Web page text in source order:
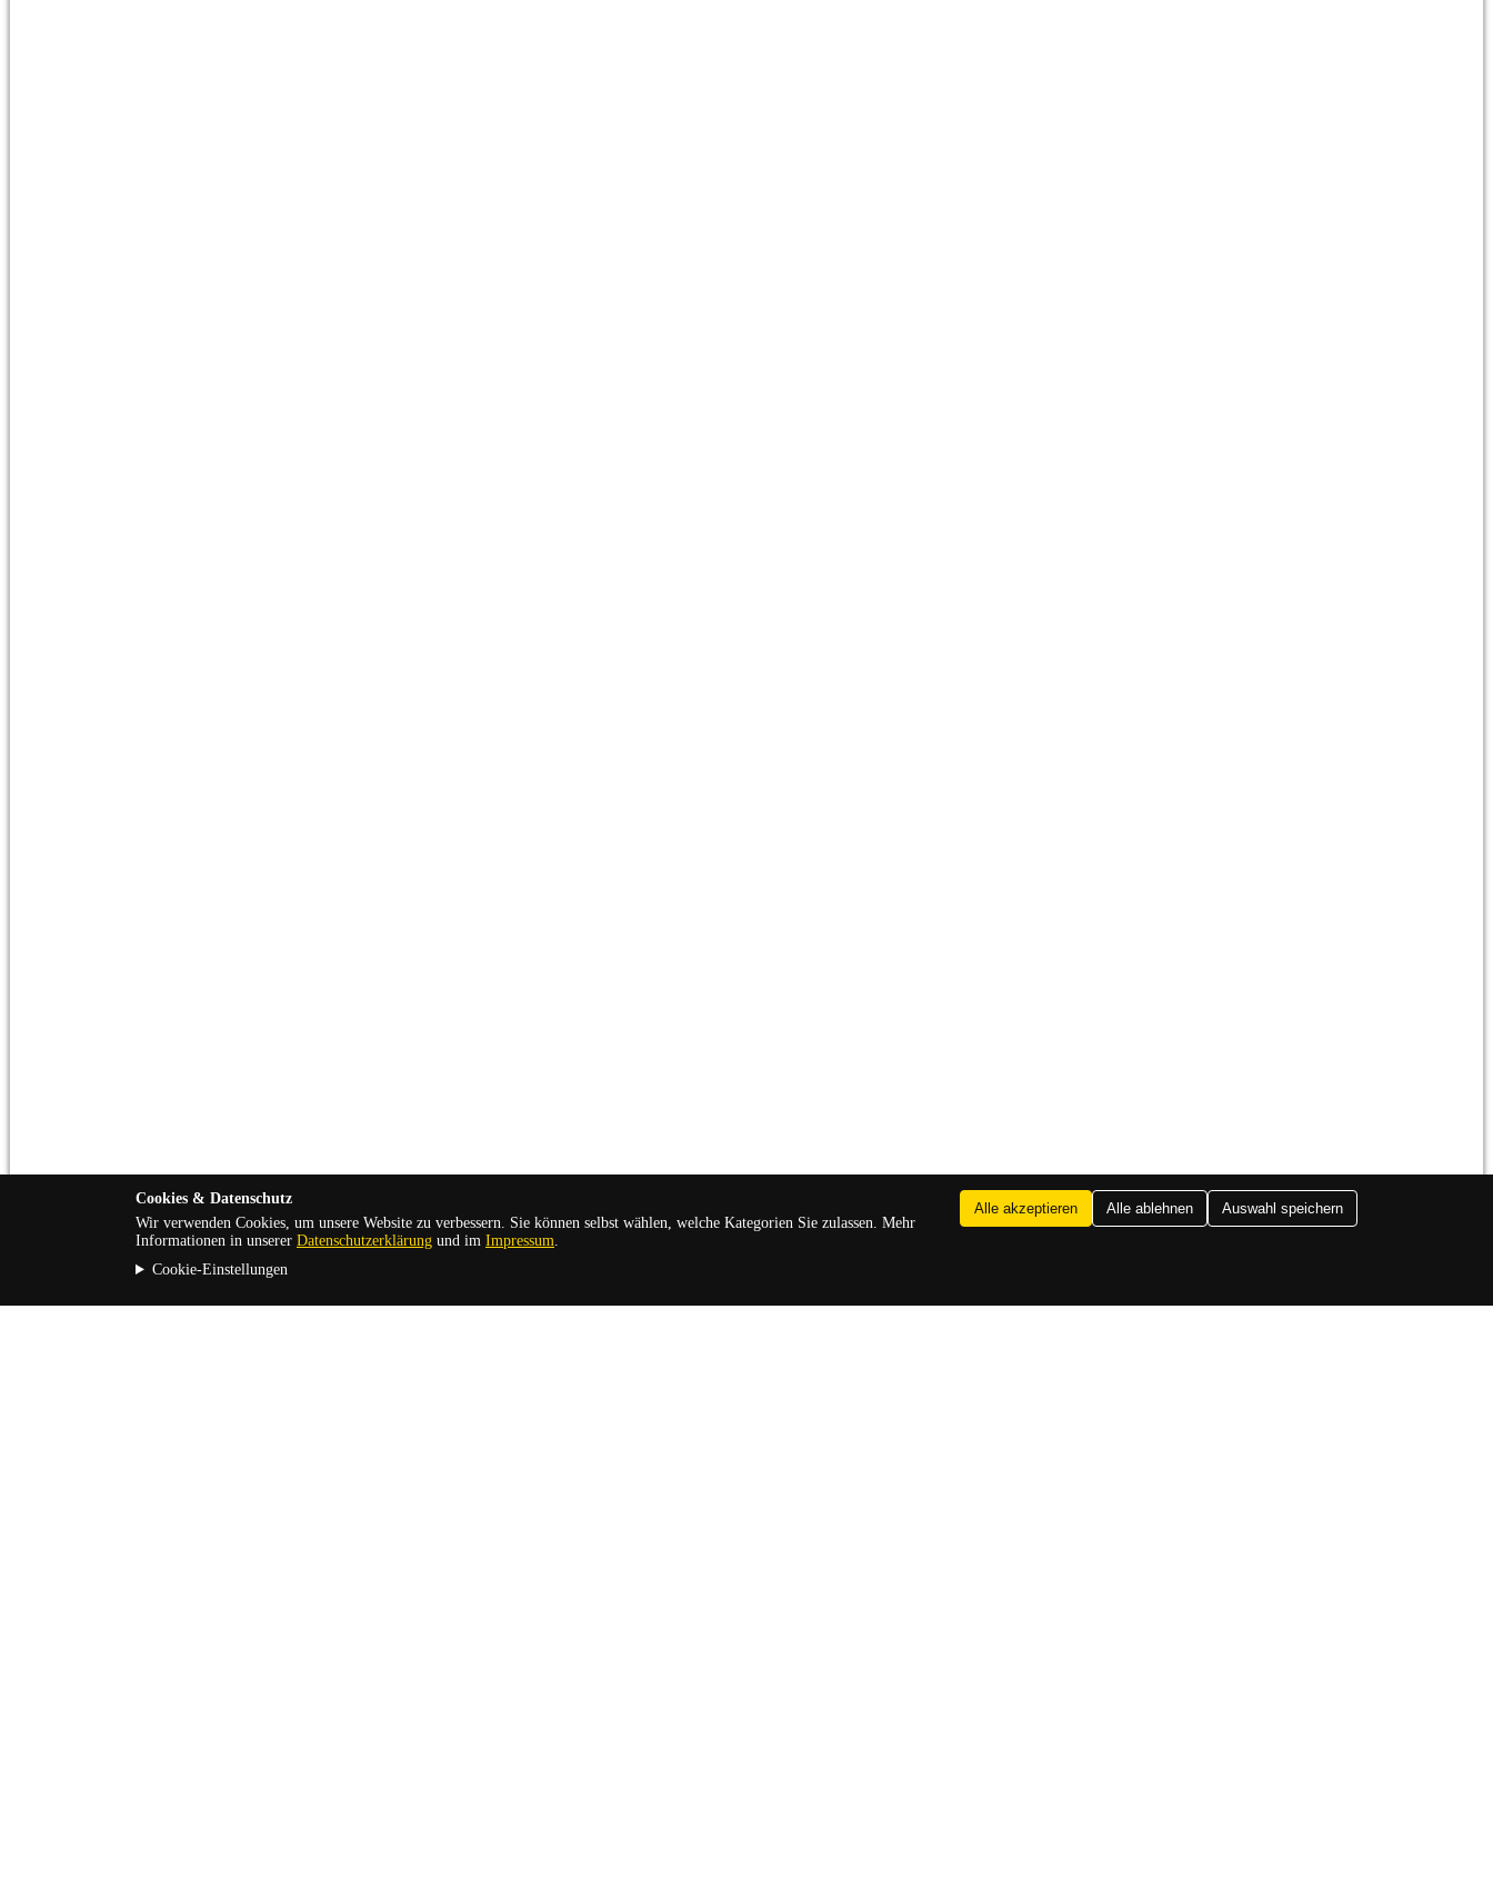
Cookies & Datenschutz
Wir verwenden Cookies, um unsere Website zu verbessern. Sie können selbst wählen, welche Kategorien Sie zulassen. Mehr
Informationen in unserer Datenschutzerklärung und im Impressum.
Cookie-Einstellungen
Alle akzeptieren Alle ablehnen Auswahl speichern